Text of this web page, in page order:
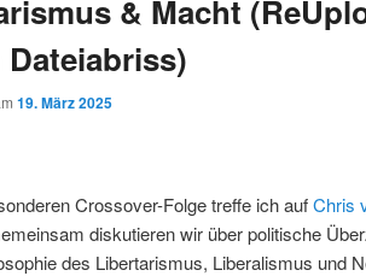
& Macht
Dateiabriss)
19. März 2025
Crossover-Folge treffe ich aufChris
diskutieren wir über politische
des Libertarismus, Liberalismus und